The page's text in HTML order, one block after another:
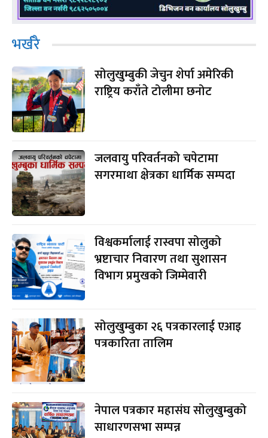
भर्खरै
सोलुखुम्बुकी जेचुन शेर्पा अमेरिकी
राष्ट्रिय कराँते टोलीमा छनोट
जलवायु परिवर्तनको चपेटामा
सगरमाथा क्षेत्रका धार्मिक सम्पदा
विश्वकर्मालाई रास्वपा सोलुको
भ्रष्टाचार निवारण तथा सुशासन
विभाग प्रमुखको जिम्मेवारी
सोलुखुम्बुका २६ पत्रकारलाई एआइ
पत्रकारिता तालिम
नेपाल पत्रकार महासंघ सोलुखुम्बुको
साधारणसभा सम्पन्न